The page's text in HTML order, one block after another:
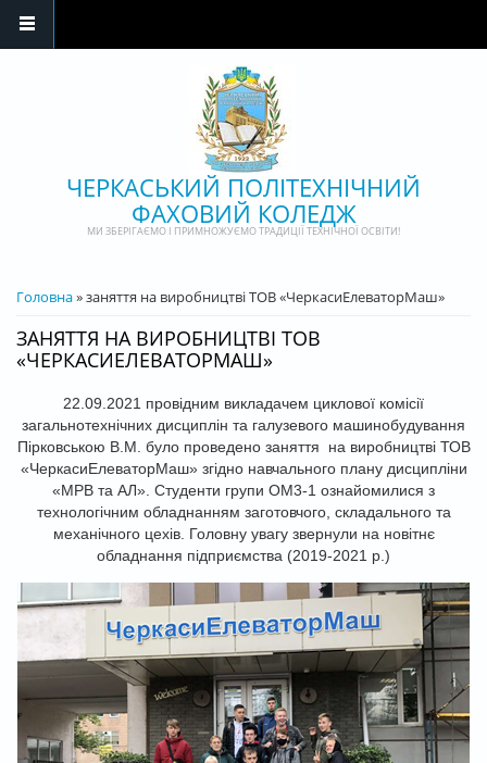
ЧЕРКАСЬКИЙ ПОЛІТЕХНІЧНИЙ
ФАХОВИЙ КОЛЕДЖ
МИ ЗБЕРІГАЄМО І ПРИМНОЖУЄМО ТРАДИЦІЇ ТЕХНІЧНОЇ ОСВІТИ!
ВИ Є ТУТ
Головна» заняття на виробництві ТОВ «ЧеркасиЕлеваторМаш»
ЗАНЯТТЯ НА ВИРОБНИЦТВІ ТОВ
«ЧЕРКАСИЕЛЕВАТОРМАШ»
22.09.2021 провідним викладачем циклової комісії
загальнотехнічних дисциплін та галузевого машинобудування
Пірковською В.М. було проведено заняття на виробництві ТОВ
«ЧеркасиЕлеваторМаш» згідно навчального плану дисципліни
«МРВ та АЛ». Студенти групи ОМ3-1 ознайомилися з
технологічним обладнанням заготовчого, складального та
механічного цехів. Головну увагу звернули на новітнє
обладнання підприємства (2019-2021 р.)